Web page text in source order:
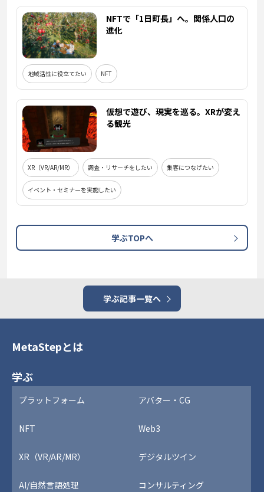
NFTで「1日町長」へ。関係人口の
進化
地域活性に役立てたい NFT
仮想で遊び、現実を巡る。XRが変え
る観光
XR（VR/AR/MR） 調査・リサーチをしたい 集客につなげたい
イベント・セミナーを実施したい
学ぶTOPへ
学ぶ記事一覧へ
MetaStepとは
学ぶ
プラットフォーム アバター・CG
NFT Web3
XR（VR/AR/MR） デジタルツイン
AI/自然言語処理 コンサルティング